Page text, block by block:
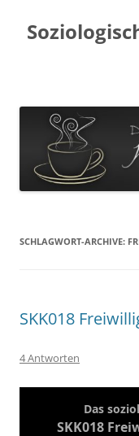
SCHLAGWORT-ARCHIVE:
SKK018
4 Antworten